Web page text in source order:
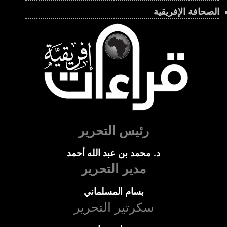
الصحافة الإفريقية
رئيس التحرير
د. محمد بن عبد الله أحمد
مدير التحرير
بسام المسلماني
سكرتير التحرير